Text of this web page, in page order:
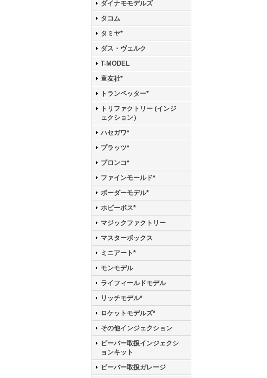
ダイナモモデルズ
タコム
タミヤ*
ダス・ヴェルク
T-MODEL
童友社*
トランペッター*
トリファクトリー (インジ
ェクション）
ハセガワ*
プラッツ*
ブロンコ*
ファインモールド*
ボーダーモデル*
ホビーボス*
マジックファクトリー
マスターボックス
ミニアート*
モンモデル
ライフィールドモデル
リッチモデル*
ロケットモデルズ*
その他インジェクション
ビーバー取扱インジェクシ
ョンキット
ビーバー取扱ガレージ